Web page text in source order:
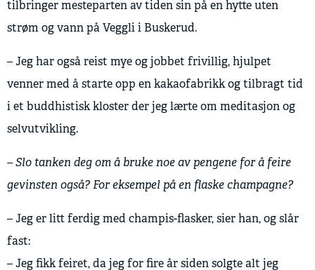
tilbringer mesteparten av tiden sin på en hytte uten
strøm og vann på Veggli i Buskerud.
– Jeg har også reist mye og jobbet frivillig, hjulpet
venner med å starte opp en kakaofabrikk og tilbragt tid
i et buddhistisk kloster der jeg lærte om meditasjon og
selvutvikling.
– Slo tanken deg om å bruke noe av pengene for å feire
gevinsten også? For eksempel på en flaske champagne?
– Jeg er litt ferdig med champis-flasker, sier han, og slår
fast:
– Jeg fikk feiret, da jeg for fire år siden solgte alt jeg